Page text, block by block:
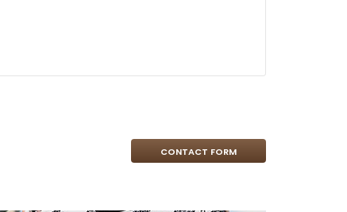
CONTACT FORM